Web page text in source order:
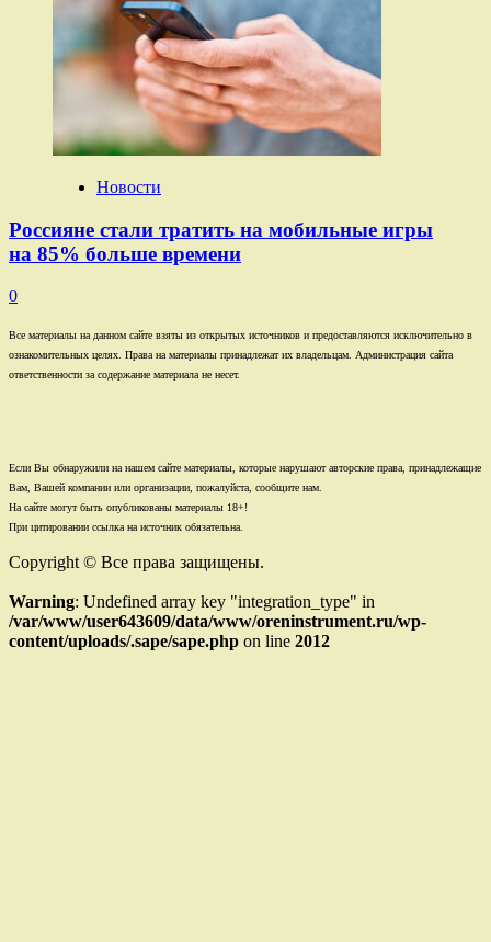
Новости
Россияне стали тратить на мобильные игры
на 85% больше времени
0
Все материалы на данном сайте взяты из открытых источников и предоставляются исключительно в
ознакомительных целях. Права на материалы принадлежат их владельцам. Администрация сайта
ответственности за содержание материала не несет.
Если Вы обнаружили на нашем сайте материалы, которые нарушают авторские права, принадлежащие
Вам, Вашей компании или организации, пожалуйста, сообщите нам.
На сайте могут быть опубликованы материалы 18+!
При цитировании ссылка на источник обязательна.
Copyright © Все права защищены.
Warning: Undefined array key "integration_type" in
/var/www/user643609/data/www/oreninstrument.ru/wp-
content/uploads/.sape/sape.php on line 2012